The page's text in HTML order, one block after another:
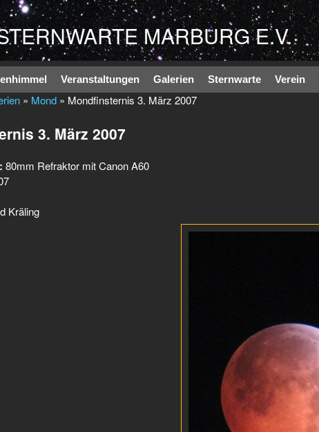
Direkt zum Inhalt
MARBURG E.V.
Veranstaltungen Galerien Sternwarte Verein
» Mond » Mondfinsternis 3. März 2007
3. März 2007
80mm Refraktor mit Canon A60
Kräling